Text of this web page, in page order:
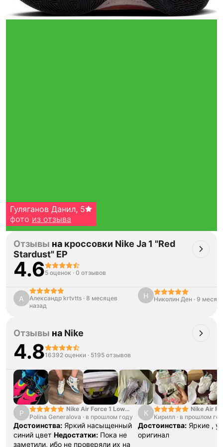
Тройная гарантия
Проверяем на оригинальность
по 16 параметрам.
Если придёт подделка — вернём деньги
в трёхкратном размере.
Как мы провеяем товары
Гуляганов Данил, 5
фото из отзыва
Отзывы на кроссовки Nike Ja 1 "Red
Stardust" EP
4.65 оценок · 0 отзывов
А Александр krtvtts · 8 месяцев
назад
Н Николин Ден · 9
Отзывы на Nike
4.816392 оценки · 5195 отзывов
P
Nike Air Force 1 Low
College Pack White
Blue
Polina Generalova · в прошлом году
Достоинства: Яркий насыщенный
синий цвет Недостатки: Пока не
заметили, ибо не проверяли их на
К
Nike Air
Yellow
Кирилл · в прошлом
Достоинства: Яркие ,
оригинал